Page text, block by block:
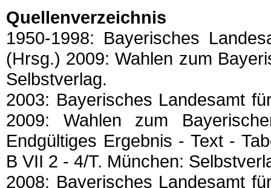
Quellenverzeichnis
1950-1998: Bayerisches
(Hrsg.) 2009: Wahlen zum
Selbstverlag.
2003: Bayerisches Landesamt
2009: Wahlen zum
Endgültiges Ergebnis - Text -
B VII 2 - 4/T. München:
2008: Bayerisches Landesamt